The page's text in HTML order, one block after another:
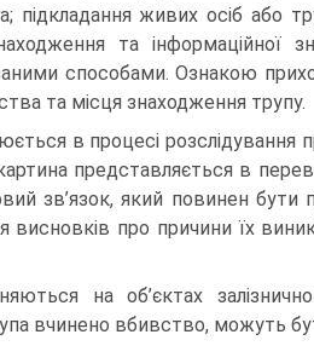
живих осіб або
та інформаційної
способами. Ознакою
та місця знаходження трупу.
в процесі
представляється в
зв’язок, який повинен бути
про причини їх
на об’єктах
вчинено вбивство, можуть